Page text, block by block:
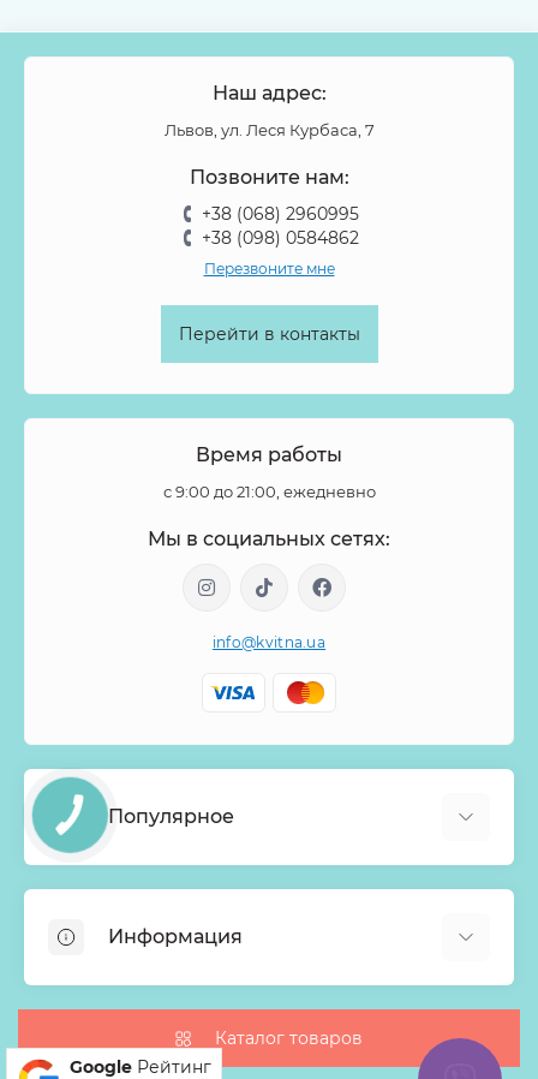
Наш адрес:
Львов, ул. Леся Курбаса, 7
Позвоните нам:
+38 (068) 2960995
+38 (098) 0584862
Перезвоните мне
Перейти в контакты
Время работы
с 9:00 до 21:00, ежедневно
Мы в социальных сетях:
info@kvitna.ua
Популярное
Хиты продаж
Букеты из роз
Корзины с цветами
Монобукеты
Информация
Доставка
Каталог товаров
Google Рейтинг
КНОПКА
ЗВ'ЯЗКУ